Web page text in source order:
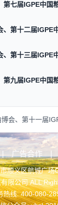
第七届IGPE中国
、第十二届IGPE
、第十三届IGPE
第九届IGPE中国
会、第十一届
广告合作
顺义区航城广场
限公司 ALL
热线: 400-080-